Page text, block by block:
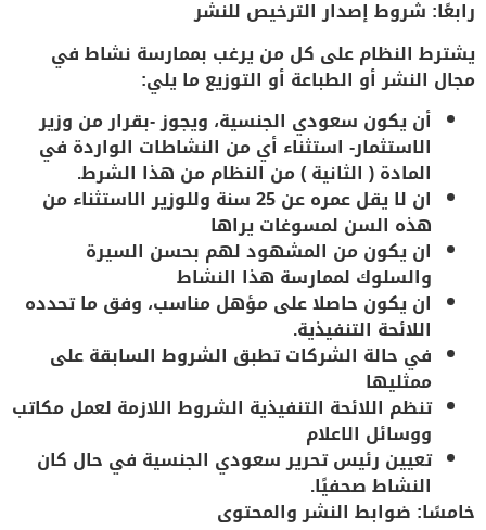
رابعًا: شروط إصدار الترخيص للنشر
يشترط النظام على كل من يرغب بممارسة نشاط في
مجال النشر أو الطباعة أو التوزيع ما يلي:
أن يكون سعودي الجنسية، ويجوز -بقرار من وزير
الاستثمار- استثناء أي من النشاطات الواردة في
المادة ( الثانية ) من النظام من هذا الشرط.
ان لا يقل عمره عن 25 سنة وللوزير الاستثناء من
هذه السن لمسوغات يراها
ان يكون من المشهود لهم بحسن السيرة
والسلوك لممارسة هذا النشاط
ان يكون حاصلا على مؤهل مناسب، وفق ما تحدده
اللائحة التنفيذية.
في حالة الشركات تطبق الشروط السابقة على
ممثليها
تنظم اللائحة التنفيذية الشروط اللازمة لعمل مكاتب
ووسائل الاعلام
تعيين رئيس تحريرسعودي الجنسية في حال كان
النشاط صحفيًا.
خامسًا: ضوابط النشر والمحتوى